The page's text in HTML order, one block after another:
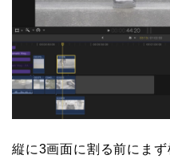
縦に3画面に割る前にま